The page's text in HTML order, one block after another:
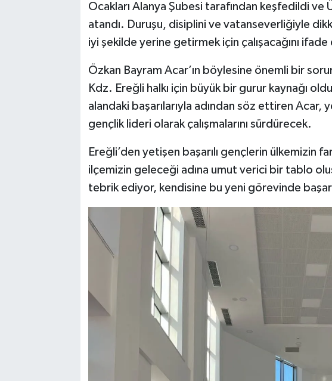
Ocakları Alanya Şubesi tarafından keşfedildi ve
atandı. Duruşu, disiplini ve vatanseverliğiyle
iyi şekilde yerine getirmek için çalışacağını
Özkan Bayram Acar’ın böylesine önemli bir
Kdz. Ereğli halkı için büyük bir gurur kaynağı
alandaki başarılarıyla adından söz ettiren
gençlik lideri olarak çalışmalarını sürdürecek.
Ereğli’den yetişen başarılı gençlerin ülkemizin
ilçemizin geleceği adına umut verici bir tablo
tebrik ediyor, kendisine bu yeni görevinde